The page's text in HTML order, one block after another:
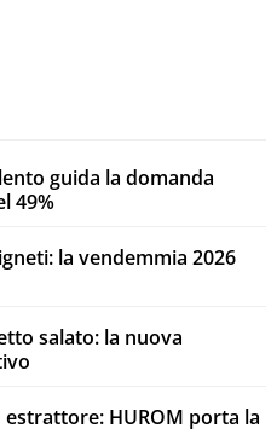
guida la domanda
49%
la vendemmia 2026
salato: la nuova
HUROM porta la